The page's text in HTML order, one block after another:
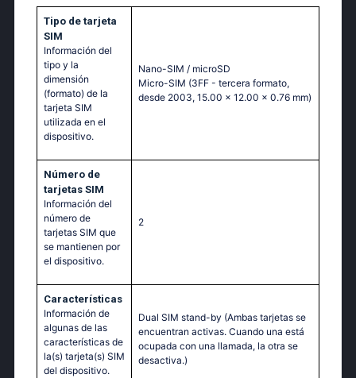
Tipo de tarjeta
SIM
Información del
tipo y la
dimensión
(formato) de la
tarjeta SIM
utilizada en el
dispositivo.
Nano-SIM / microSD
Micro-SIM (3FF - tercera formato,
desde 2003, 15.00 x 12.00 x 0.76 mm)
Número de
tarjetas SIM
Información del
número de
tarjetas SIM que
se mantienen por
el dispositivo.
2
Características
Información de
algunas de las
características de
la(s) tarjeta(s) SIM
del dispositivo.
Dual SIM stand-by (Ambas tarjetas se
encuentran activas. Cuando una está
ocupada con una llamada, la otra se
desactiva.)